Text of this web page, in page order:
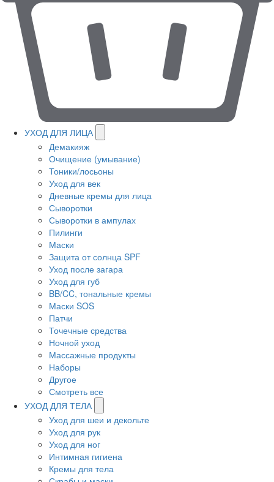
УХОД ДЛЯ ЛИЦА
Демакияж
Очищение (умывание)
Тоники/лосьоны
Уход для век
Дневные кремы для лица
Сыворотки
Сыворотки в ампулах
Пилинги
Маски
Защита от солнца SPF
Уход после загара
Уход для губ
BB/CC, тональные кремы
Маски SOS
Патчи
Точечные средства
Ночной уход
Массажные продукты
Наборы
Другое
Смотреть все
УХОД ДЛЯ ТЕЛА
Уход для шеи и декольте
Уход для рук
Уход для ног
Интимная гигиена
Кремы для тела